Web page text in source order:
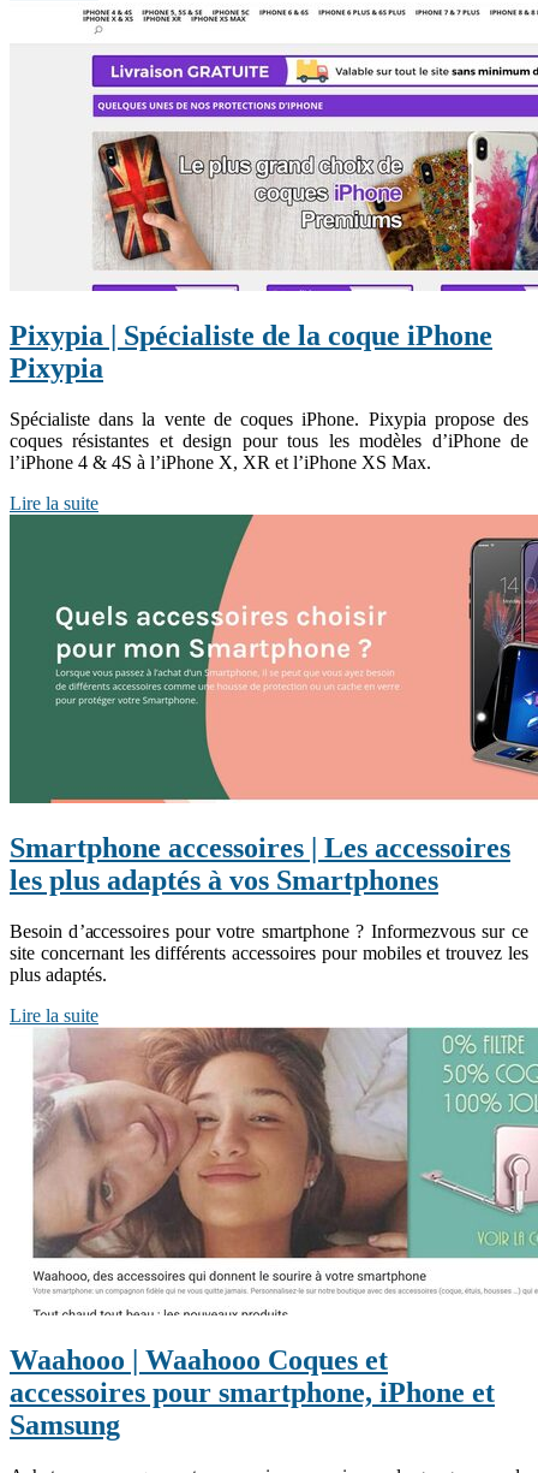
Pixypia | Spécialiste de la coque iPhone
Pixypia
Spécialiste dans la vente de coques iPhone. Pixypia propose des
coques résistantes et design pour tous les modèles d’iPhone de
l’iPhone 4 & 4S à l’iPhone X, XR et l’iPhone XS Max.
Lire la suite
Smartphone accessoires | Les accessoires
les plus adaptés à vos Smartphones
Besoin d’accessoires pour votre smartphone ? Informezvous sur ce
site concernant les différents accessoires pour mobiles et trouvez les
plus adaptés.
Lire la suite
Waahooo | Waahooo Coques et
accessoires pour smartphone, iPhone et
Samsung